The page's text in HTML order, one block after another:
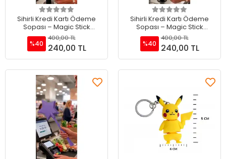
Sepete Ekle
Sihirli Kredi Kartı Ödeme
Sopası – Magic Stick
Temassız Ödeme Sopası
Pembe
%40
400,00 TL
240,00 TL
Sepete Ekle
Sihirli Kredi Kartı Ödeme
Sopası – Magic Stick
Temassız Ödeme Sopası
Beyaz
%40
400,00 TL
240,00 TL